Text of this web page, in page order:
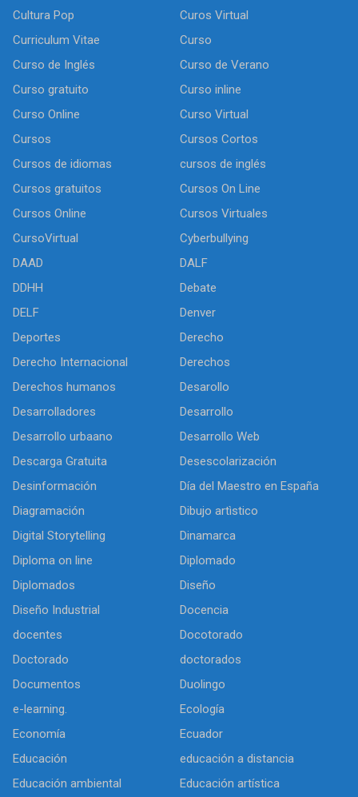
Cultura Pop
Curos Virtual
Curriculum Vitae
Curso
Curso de Inglés
Curso de Verano
Curso gratuito
Curso inline
Curso Online
Curso Virtual
Cursos
Cursos Cortos
Cursos de idiomas
cursos de inglés
Cursos gratuitos
Cursos On Line
Cursos Online
Cursos Virtuales
CursoVirtual
Cyberbullying
DAAD
DALF
DDHH
Debate
DELF
Denver
Deportes
Derecho
Derecho Internacional
Derechos
Derechos humanos
Desarollo
Desarrolladores
Desarrollo
Desarrollo urbaano
Desarrollo Web
Descarga Gratuita
Desescolarización
Desinformación
Día del Maestro en España
Diagramación
Dibujo artìstico
Digital Storytelling
Dinamarca
Diploma on line
Diplomado
Diplomados
Diseño
Diseño Industrial
Docencia
docentes
Docotorado
Doctorado
doctorados
Documentos
Duolingo
e-learning.
Ecología
Economía
Ecuador
Educación
educación a distancia
Educación ambiental
Educación artística